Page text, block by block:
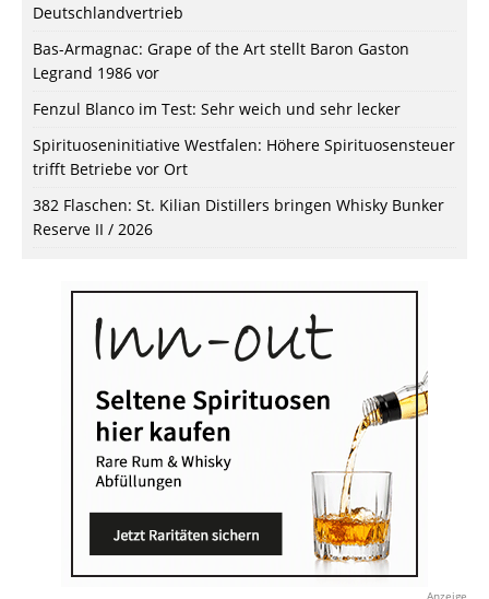
Deutschlandvertrieb
Bas-Armagnac: Grape of the Art stellt Baron Gaston
Legrand 1986 vor
Fenzul Blanco im Test: Sehr weich und sehr lecker
Spirituoseninitiative Westfalen: Höhere Spirituosensteuer
trifft Betriebe vor Ort
382 Flaschen: St. Kilian Distillers bringen Whisky Bunker
Reserve II / 2026
Anzeige